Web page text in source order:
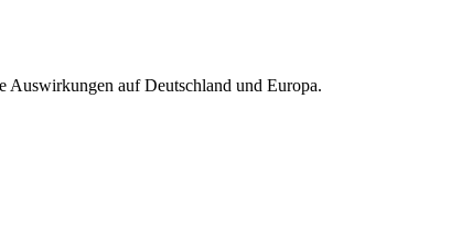
Auswirkungen auf Deutschland und Europa.